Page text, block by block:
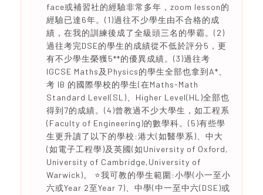
face或補習社的經驗非常多年，zoom lesson的
經驗已達6年。(1)過往不少學生由不合格的成
績，在我的訓練後成了全級頭三名的學霸。(2)
過往考完DSE的學生的成績從不低於評分5，更
有不少學生榮獲5**的優異成績。(3)過往考
IGCSE Maths及Physics的學生全部也拿到A*、
考 IB 的國際學校的學生(在Maths-Math
Standard Level(SL)、Higher Level(HL)全部也
得到7的成績。(4)曾教過不少大學生，如工程系
(Faculty of Engineering)的數學科。(5)有些學
生更升讀了以下的學校:港大(如醫學系)、中大
(如電子工程學)及英國(如University of Oxford,
University of Cambridge,University of
Warwick)。 ⭐️我可教的學生範圍:小學(小一至小
六或Year 2至Year 7)、中學(中一至中六(DSE)或